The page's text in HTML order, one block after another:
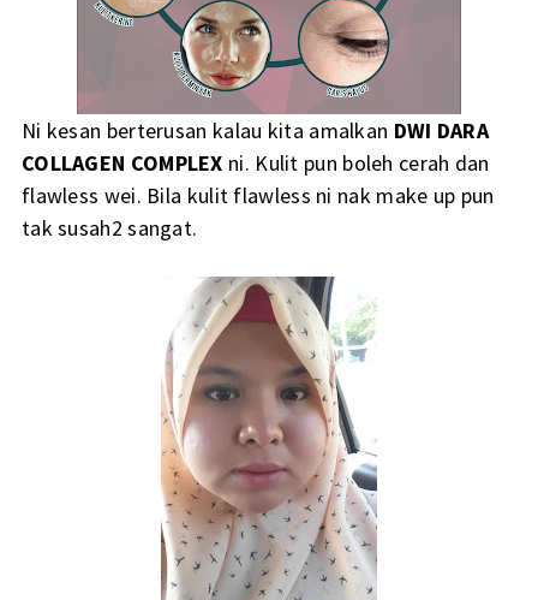
Ni kesan berterusan kalau kita amalkan DWI DARA
COLLAGEN COMPLEX ni. Kulit pun boleh cerah dan
flawless wei. Bila kulit flawless ni nak make up pun
tak susah2 sangat.